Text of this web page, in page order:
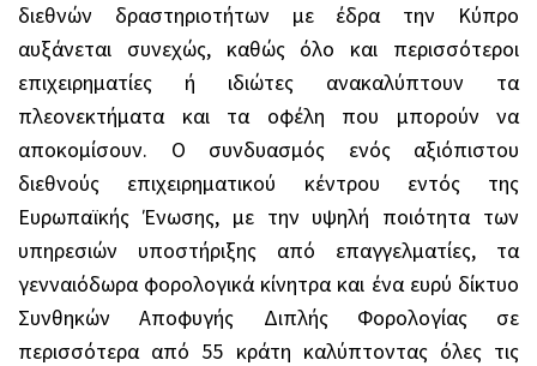
διεθνών δραστηριοτήτων με έδρα την Κύπρο
αυξάνεται συνεχώς, καθώς όλο και περισσότεροι
επιχειρηματίες ή ιδιώτες ανακαλύπτουν τα
πλεονεκτήματα και τα οφέλη που μπορούν να
αποκομίσουν. Ο συνδυασμός ενός αξιόπιστου
διεθνούς επιχειρηματικού κέντρου εντός της
Ευρωπαϊκής Ένωσης, με την υψηλή ποιότητα των
υπηρεσιών υποστήριξης από επαγγελματίες, τα
γενναιόδωρα φορολογικά κίνητρα και ένα ευρύ δίκτυο
Συνθηκών Αποφυγής Διπλής Φορολογίας σε
περισσότερα από 55 κράτη καλύπτοντας όλες τις